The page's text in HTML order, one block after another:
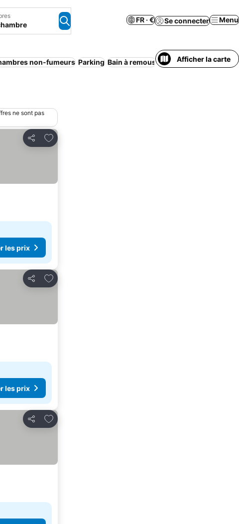
FR · € Se connecter Menu
non-fumeurs Parking Bain à remous Climatisation
Afficher la carte
ne sont pas
Partager
Ajouter à mes favoris
les prix
Partager
Ajouter à mes favoris
les prix
Partager
Ajouter à mes favoris